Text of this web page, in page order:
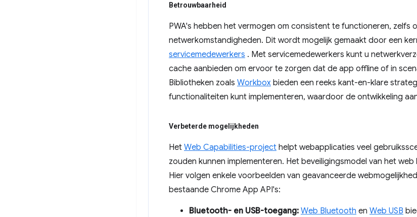
Betrouwbaarheid
PWA's hebben het vermogen om consistent te functioneren, zelfs
netwerkomstandigheden. Dit wordt mogelijk gemaakt door een
servicemedewerkers . Met servicemedewerkers kunt u
cache aanbieden om ervoor te zorgen dat de app offline of in
Bibliotheken zoals Workbox bieden een reeks kant-en-klare
functionaliteiten kunt implementeren, waardoor de ontwikkeling
Verbeterde mogelijkheden
Het Web Capabilities-project helpt webapplicaties veel
zouden kunnen implementeren. Het beveiligingsmodel van het
Hier volgen enkele voorbeelden van geavanceerde
bestaande Chrome App API's:
Bluetooth- en USB-toegang: Web Bluetooth en Web USB